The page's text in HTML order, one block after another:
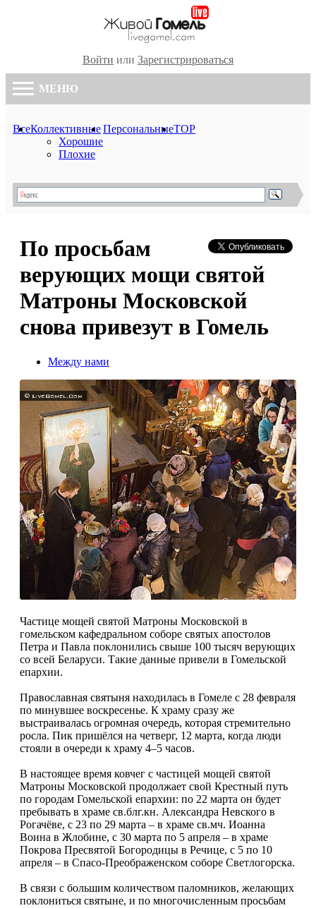
Войти или Зарегистрироваться
МЕНЮ
ВсеКоллективные
Хорошие
Плохие
ПерсональныеTOP
По просьбам
верующих мощи святой
Матроны Московской
снова привезут в Гомель
Между нами
Частице мощей святой Матроны Московской в
гомельском кафедральном соборе святых апостолов
Петра и Павла поклонились свыше 100 тысяч верующих
со всей Беларуси. Такие данные привели в Гомельской
епархии.
Православная святыня находилась в Гомеле с 28 февраля
по минувшее воскресенье. К храму сразу же
выстраивалась огромная очередь, которая стремительно
росла. Пик пришёлся на четверг, 12 марта, когда люди
стояли в очереди к храму 4–5 часов.
В настоящее время ковчег с частицей мощей святой
Матроны Московской продолжает свой Крестный путь
по городам Гомельской епархии: по 22 марта он будет
пребывать в храме св.блг.кн. Александра Невского в
Рогачёве, с 23 по 29 марта – в храме св.мч. Иоанна
Воина в Жлобине, с 30 марта по 5 апреля – в храме
Покрова Пресвятой Богородицы в Речице, с 5 по 10
апреля – в Спасо-Преображенском соборе Светлогорска.
В связи с большим количеством паломников, желающих
поклониться святыне, и по многочисленным просьбам